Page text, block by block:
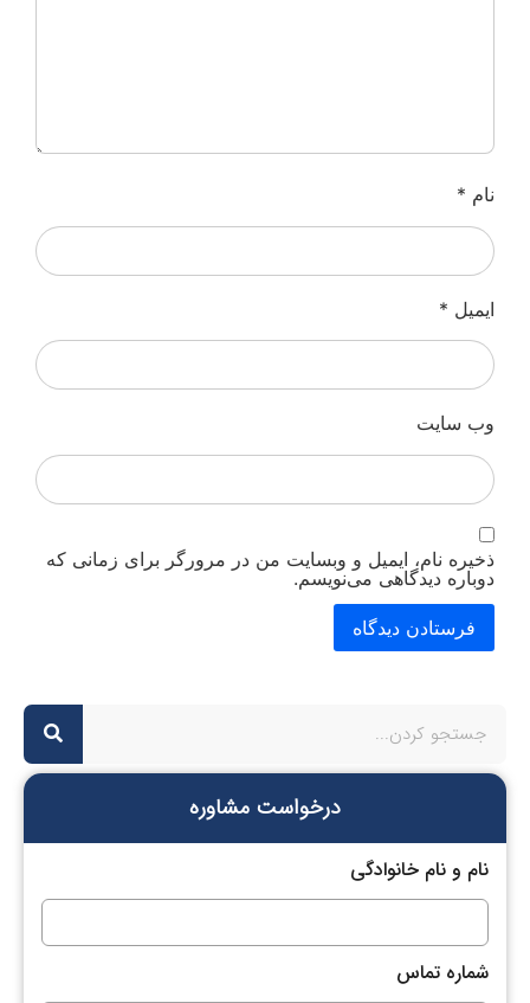
نام *
ایمیل *
وب‌ سایت
ذخیره نام، ایمیل و وبسایت من در مرورگر برای زمانی که
دوباره دیدگاهی می‌نویسم.
درخواست مشاوره
نام و نام خانوادگی
شماره تماس